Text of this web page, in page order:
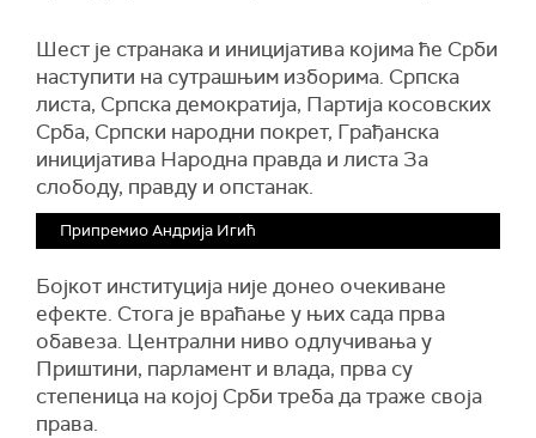
Шест је странака и иницијатива којима ће Срби
наступити на сутрашњим изборима. Српска
листа, Српска демократија, Партија косовских
Срба, Српски народни покрет, Грађанска
иницијатива Народна правда и листа За
слободу, правду и опстанак.
Припремио Андрија Игић
Бојкот институција није донео очекиване
ефекте. Стога је враћање у њих сада прва
обавеза. Централни ниво одлучивања у
Приштини, парламент и влада, прва су
степеница на којој Срби треба да траже своја
права.